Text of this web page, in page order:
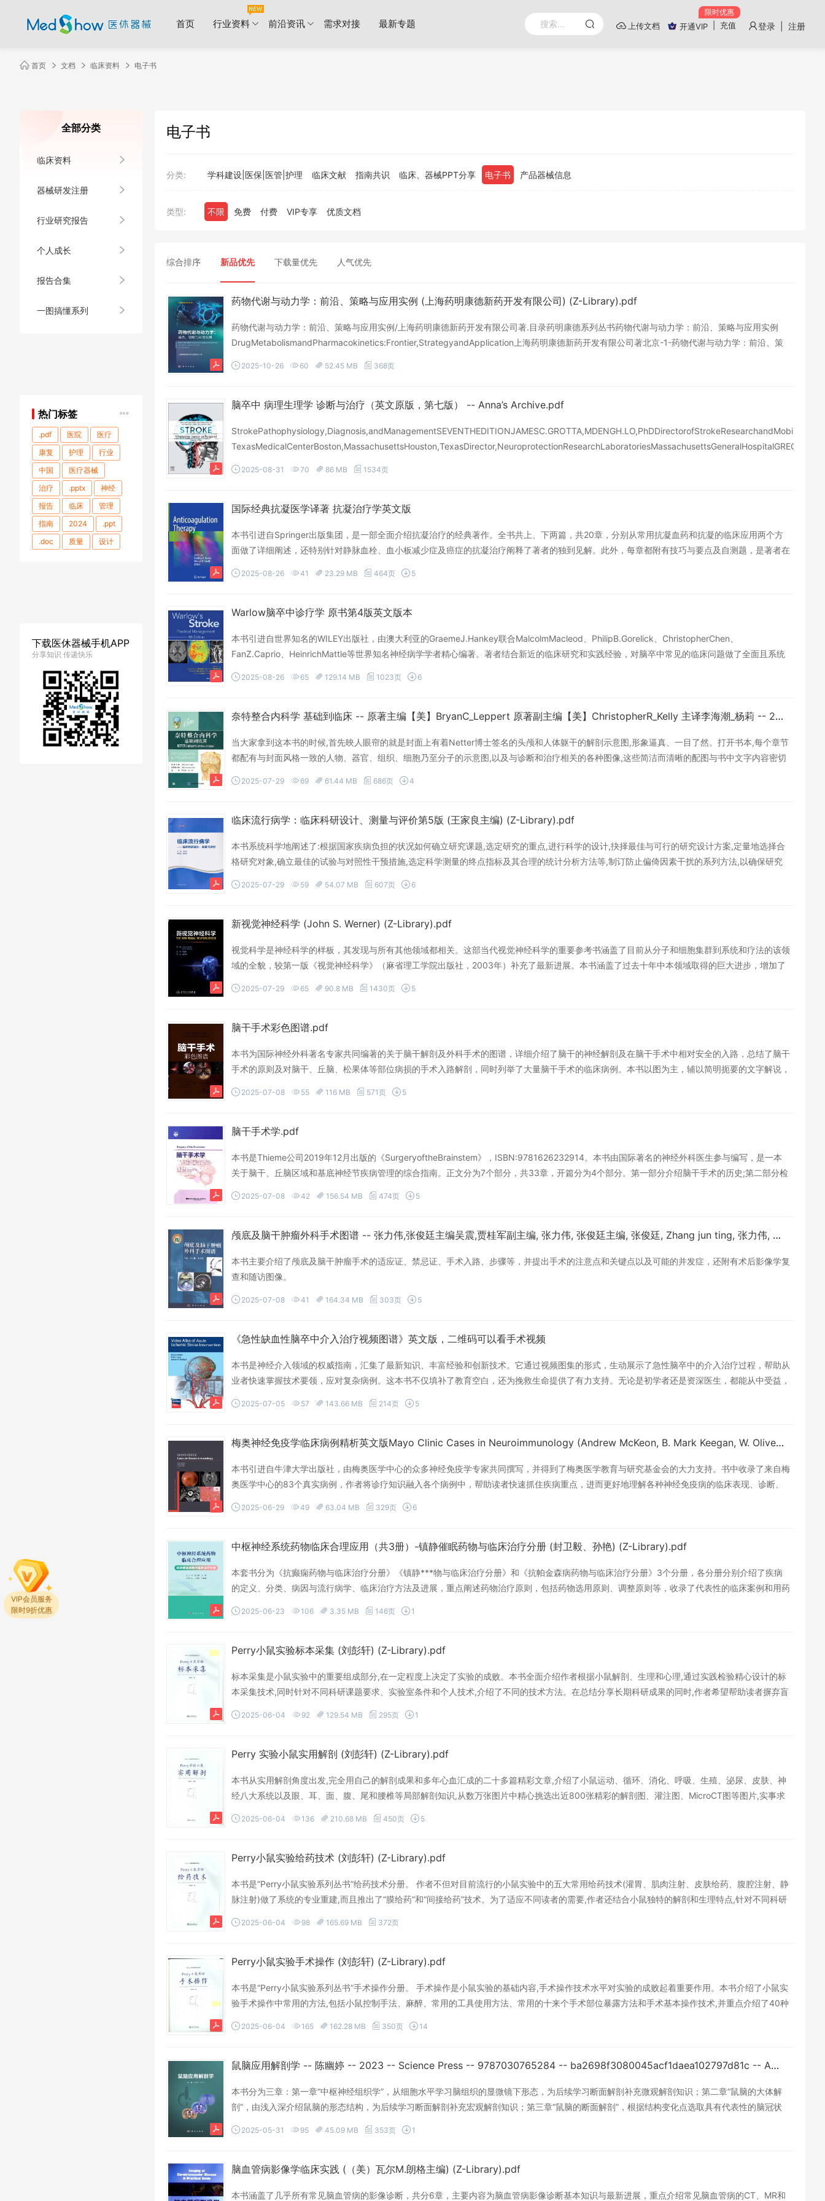
首页 行业资料 前沿资讯 需求对接 最新专题 上传文档 开通VIP
限时优惠
充值 登录 | 注册
首页 文档 临床资料 电子书
全部分类
临床资料
器械研发注册
行业研究报告
个人成长
报告合集
一图搞懂系列
热门标签
.pdf 医院
医疗
康复
护理
行业
中国
医疗器械
治疗
.pptx
神经
报告
临床
管理
指南
2024
.ppt
.doc
质量
设计
研究
2024年
病案
年中国
建设
动态
医保
诊断
医药
应用
生物
白皮书
下载医休器械手机APP
分享知识 传递快乐
电子书
分类: 学科建设|医保|医管|护理 临床文献 指南共识 临床、器械PPT分享 电子书 产品器械信息
类型: 不限 免费 付费 VIP专享 优质文档
综合排序 新品优先 下载量优先 人气优先
药物代谢与动力学：前沿、策略与应用实例 (上海药明康德新药开发有限公司) (Z-Library).pdf
药物代谢与动力学：前沿、策略与应用实例/上海药明康德新药开发有限公司著.目录药明康德系列丛书药物代谢与动力学：前沿、策略与应用实例
DrugMetabolismandPharmacokinetics:Frontier,StrategyandApplication上海药明康德新药开发有限公司著北京-1-药物代谢与动力学：前沿、策
新分子实体...
2025-10-26 60 52.45 MB 368页
脑卒中 病理生理学 诊断与治疗（英文原版，第七版） -- Anna’s Archive.pdf
2025-08-31 70 86 MB 1534页
国际经典抗凝医学译著 抗凝治疗学英文版
本书引进自Springer出版集团，是一部全面介绍抗凝治疗的经典著作。全书共上、下两篇，共20章，分别从常用抗凝血药和抗凝的临床应用两个方
面做了详细阐述，还特别针对静脉血栓、血小板减少症及癌症的抗凝治疗阐释了著者的独到见解。此外，每章都附有技巧与要点及自测题，是著者在
医师的指导书，又可作为内科医师和血液科医师的案头参考书。
2025-08-26 41 23.29 MB 464页 5
Warlow脑卒中诊疗学 原书第4版英文版本
本书引进自世界知名的WILEY出版社，由澳大利亚的GraemeJ.Hankey联合MalcolmMacleod、PhilipB.Gorelick、ChristopherChen、
FanZ.Caprio、HeinrichMattle等世界知名神经病学学者精心编著。著者结合新近的临床研究和实践经验，对脑卒中常见的临床问题做了全面且系统
明晰，图文并茂，非常适合从事脑血管疾病诊疗工作的同道在临床实践中借鉴参考，是一部不可多得的临床实用工具书。
2025-08-26 65 129.14 MB 1023页 6
奈特整合内科学 基础到临床 -- 原著主编【美】BryanC_Leppert 原著副主编【美】ChristopherR_Kelly 主译李海潮_杨莉 -- 2023 -- 北京大学医学出版社 -- 9787565927089 -- d473fc2bc03a4db4065d8c8145e8eb91 -- Anna’s Archive.pdf
当大家拿到这本书的时候,首先映人眼帘的就是封面上有着Netter博士签名的头颅和人体躯干的解剖示意图,形象逼真、一目了然。打开书本,每个章节
都配有与封面风格一致的人物、器官、组织、细胞乃至分子的示意图,以及与诊断和治疗相关的各种图像,这些简洁而清晰的配图与书中文字内容密切
无疑将帮助他们更快更好地熟悉和理解临床医学中最重要的基础知识,即结构与功能之间的关系。整本书总共166章,按照器官系统进行主要框架的规
量在英文原书中为4~5页,翻译成中文后字数为2000~5000字不等,非常适合于相对快速的阅读。书中的章节主要由住院医师和专科医师完成,这是本
地理解在临床工作中是如何将理论与实践密切结合的。这些优秀的青年医师以自己对临床工作中核心知识的认知,以及与临床诊疗过程的关联,将相关
内容言简意赅地展示出来。
2025-07-29 69 61.44 MB 686页 4
临床流行病学：临床科研设计、测量与评价第5版 (王家良主编) (Z-Library).pdf
本书系统科学地阐述了:根据国家疾病负担的状况如何确立研究课题,选定研究的重点,进行科学的设计,抉择最佳与可行的研究设计方案,定量地选择合
格研究对象,确立最佳的试验与对照性干预措施,选定科学测量的终点指标及其合理的统计分析方法等,制订防止偏倚因素干扰的系列方法,以确保研究
阐述,有利于读者联系实际,以指导自己的临床科研与医疗实践
2025-07-29 59 54.07 MB 607页 6
新视觉神经科学 (John S. Werner) (Z-Library).pdf
视觉科学是神经科学的样板，其发现与所有其他领域都相关。这部当代视觉神经科学的重要参考书涵盖了目前从分子和细胞集群到系统和疗法的该领
域的全貌，较第一版《视觉神经科学》（麻省理工学院出版社，2003年）补充了最新进展。本书涵盖了过去十年中本领域取得的巨大进步，增加了
主题。这些新主题包括视网膜特征检测、皮质连接组学、中层视觉和时空感知的新方法、对多峰整合如何促进视觉感知的最新认识、关于神经振荡在
觉处理的基本原理的重要性。另一个新的篇章涉及转化视觉神经科学，涵盖了视神经疾病、黄斑变性和视网膜细胞替换等新型治疗方法的最新进展。
2025-07-29 65 90.8 MB 1430页 5
脑干手术彩色图谱.pdf
本书为国际神经外科著名专家共同编著的关于脑干解剖及外科手术的图谱，详细介绍了脑干的神经解剖及在脑干手术中相对安全的入路，总结了脑干
手术的原则及对脑干、丘脑、松果体等部位病损的手术入路解剖，同时列举了大量脑干手术的临床病例。本书以图为主，辅以简明扼要的文字解说，
巧。本书适合国内各级神经外科及相关科室临床医生查阅、参考。
2025-07-08 55 116 MB 571页 5
脑干手术学.pdf
本书是Thieme公司2019年12月出版的《SurgeryoftheBrainstem》，ISBN:9781626232914。本书由国际著名的神经外科医生参与编写，是一本
关于脑干、丘脑区域和基底神经节疾病管理的综合指南。正文分为7个部分，共33章，开篇分为4个部分。第一部分介绍脑干手术的历史;第二部分检
风、动脉瘤、动静脉畸形和大脑海绵体畸形。超过300个高质量的临床图像和医学插图增强了文本。
2025-07-08 42 156.54 MB 474页 5
颅底及脑干肿瘤外科手术图谱 -- 张力伟,张俊廷主编吴震,贾桂军副主编, 张力伟, 张俊廷主编, 张俊廷, Zhang jun ting, 张力伟, -- 2012, 2012 -- 北京_科学出版社 -- 9787030339546 -- 30fbb53671e3f7a666eb2790cd7d03da -- Anna’s Archive.pdf
本书主要介绍了颅底及脑干肿瘤手术的适应证、禁忌证、手术入路、步骤等，并提出手术的注意点和关键点以及可能的并发症，还附有术后影像学复
查和随访图像。
2025-07-08 41 164.34 MB 303页 5
《急性缺血性脑卒中介入治疗视频图谱》英文版，二维码可以看手术视频
本书是神经介入领域的权威指南，汇集了最新知识、丰富经验和创新技术。它通过视频图集的形式，生动展示了急性脑卒中的介入治疗过程，帮助从
业者快速掌握技术要领，应对复杂病例。这本书不仅填补了教育空白，还为挽救生命提供了有力支持。无论是初学者还是资深医生，都能从中受益，
2025-07-05 57 143.66 MB 214页 5
梅奥神经免疫学临床病例精析英文版Mayo Clinic Cases in Neuroimmunology (Andrew McKeon, B. Mark Keegan, W. Oliver Tobin) (Z-Library).pdf
本书引进自牛津大学出版社，由梅奥医学中心的众多神经免疫学专家共同撰写，并得到了梅奥医学教育与研究基金会的大力支持。书中收录了来自梅
奥医学中心的83个真实病例，作者将诊疗知识融入各个病例中，帮助读者快速抓住疾病重点，进而更好地理解各种神经免疫病的临床表现、诊断、
医师阅读参考。
2025-06-29 49 63.04 MB 329页 6
中枢神经系统药物临床合理应用（共3册）-镇静催眠药物与临床治疗分册 (封卫毅、孙艳) (Z-Library).pdf
本套书分为《抗癫痫药物与临床治疗分册》《镇静***物与临床治疗分册》和《抗帕金森病药物与临床治疗分册》3个分册，各分册分别介绍了疾病
的定义、分类、病因与流行病学、临床治疗方法及进展，重点阐述药物治疗原则，包括药物选用原则、调整原则等，收录了代表性的临床案例和用药
2025-06-23 106 3.35 MB 146页 1
Perry小鼠实验标本采集 (刘彭轩) (Z-Library).pdf
标本采集是小鼠实验中的重要组成部分,在一定程度上决定了实验的成败。本书全面介绍作者根据小鼠解剖、生理和心理,通过实践检验精心设计的标
本采集技术,同时针对不同科研课题要求、实验室条件和个人技术,介绍了不同的技术方法。在总结分享长期科研成果的同时,作者希望帮助读者摒弃盲
员、学生阅读。
2025-06-04 92 129.54 MB 295页 1
Perry 实验小鼠实用解剖 (刘彭轩) (Z-Library).pdf
本书从实用解剖角度出发,完全用自己的解剖成果和多年心血汇成的二十多篇精彩文章,介绍了小鼠运动、循环、消化、呼吸、生殖、泌尿、皮肤、神
经八大系统以及眼、耳、面、腹、尾和腰椎等局部解剖知识,从数万张图片中精心挑选出近800张精彩的解剖图、灌注图、MicroCT图等图片,实事求
用经验,为活体实验动物专家几十年经验之积累。本书适于生物科学领域、医药相关领域、动物学领域的科研人员和学生阅读。
2025-06-04 136 210.68 MB 450页 5
Perry小鼠实验给药技术 (刘彭轩) (Z-Library).pdf
本书是“Perry小鼠实验系列丛书”给药技术分册。 作者不但对目前流行的小鼠实验中的五大常用给药技术(灌胃、肌肉注射、皮肤给药、腹腔注射、静
脉注射)做了系统的专业重建,而且推出了“膜给药”和“间接给药”技术。为了适应不同读者的需要,作者还结合小鼠独特的解剖和生理特点,针对不同科研
2025-06-04 98 165.69 MB 372页
Perry小鼠实验手术操作 (刘彭轩) (Z-Library).pdf
本书是“Perry小鼠实验系列丛书”手术操作分册。 手术操作是小鼠实验的基础内容,手术操作技术水平对实验的成败起着重要作用。本书介绍了小鼠实
验手术操作中常用的方法,包括小鼠控制手法、麻醉、常用的工具使用方法、常用的十来个手术部位暴露方法和手术基本操作技术,并重点介绍了40种
的手术操作技术。在总结分享长期科研成果的同时,作者希望帮助读者摒弃盲目模仿临床和大动物手术操作习惯,习得专业的小鼠实验技术。本书适于
2025-06-04 165 162.28 MB 350页 14
鼠脑应用解剖学 -- 陈幽婷 -- 2023 -- Science Press -- 9787030765284 -- ba2698f3080045acf1daea102797d81c -- Anna’s Archive.pdf
本书分为三章：第一章“中枢神经组织学”，从细胞水平学习脑组织的显微镜下形态，为后续学习断面解剖补充微观解剖知识；第二章“鼠脑的大体解
剖”，由浅入深介绍鼠脑的形态结构，为后续学习断面解剖补充宏观解剖知识；第三章“鼠脑的断面解剖”，根据结构变化点选取具有代表性的脑冠状
2025-05-31 95 45.09 MB 353页 1
脑血管病影像学临床实践 (（美）瓦尔M.朗格主编) (Z-Library).pdf
本书涵盖了几乎所有常见脑血管病的影像诊断，共分6章，主要内容为脑血管病影像诊断基本知识与最新进展，重点介绍常见脑血管病的CT、MR和
VIP会员服务
限时9折优惠